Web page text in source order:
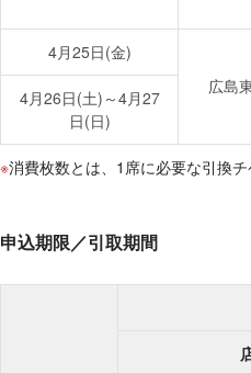
4月25日(金)
広島
4月26日(土)～4月27
日(日)
消費枚数とは、1席に必要な引換
申込期限／引取期間